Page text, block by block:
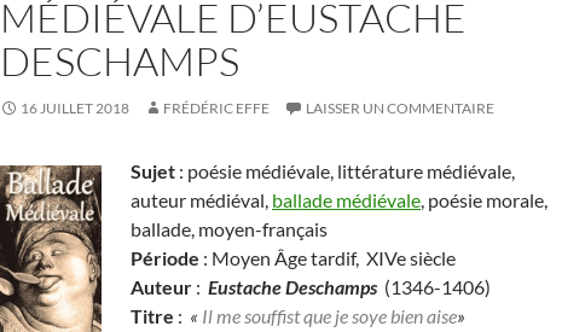
MÉDIÉVALE D’EUSTACHE
DESCHAMPS
16 JUILLET 2018 FRÉDÉRIC EFFE LAISSER UN COMMENTAIRE
Sujet : poésie médiévale, littérature médiévale,
auteur médiéval, ballade médiévale, poésie morale,
ballade, moyen-français
Période : Moyen Âge tardif, XIVe siècle
Auteur : Eustache Deschamps (1346-1406)
Titre : « Il me souffist que je soye bien aise»